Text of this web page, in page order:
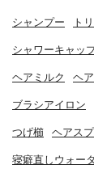
シャンプー ト
シャワーキャッ
ヘアミルク ヘ
ブラシアイロン
つげ櫛 ヘアス
寝癖直しウォー